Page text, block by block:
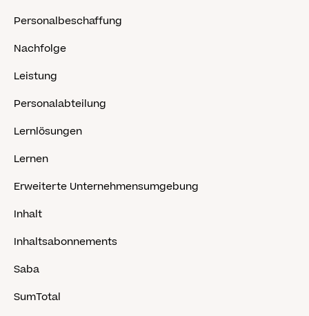
Personalbeschaffung
Nachfolge
Leistung
Personalabteilung
Lernlösungen
Lernen
Erweiterte Unternehmensumgebung
Inhalt
Inhaltsabonnements
Saba
SumTotal